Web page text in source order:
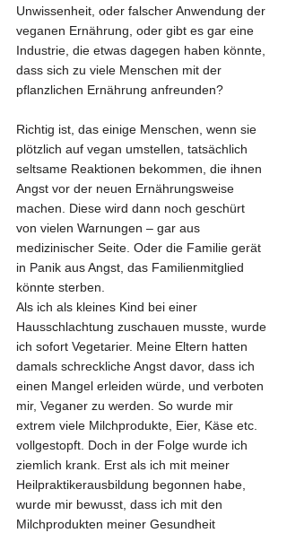
Unwissenheit, oder falscher Anwendung der
veganen Ernährung, oder gibt es gar eine
Industrie, die etwas dagegen haben könnte,
dass sich zu viele Menschen mit der
pflanzlichen Ernährung anfreunden?
Richtig ist, das einige Menschen, wenn sie
plötzlich auf vegan umstellen, tatsächlich
seltsame Reaktionen bekommen, die ihnen
Angst vor der neuen Ernährungsweise
machen. Diese wird dann noch geschürt
von vielen Warnungen – gar aus
medizinischer Seite. Oder die Familie gerät
in Panik aus Angst, das Familienmitglied
könnte sterben.
Als ich als kleines Kind bei einer
Hausschlachtung zuschauen musste, wurde
ich sofort Vegetarier. Meine Eltern hatten
damals schreckliche Angst davor, dass ich
einen Mangel erleiden würde, und verboten
mir, Veganer zu werden. So wurde mir
extrem viele Milchprodukte, Eier, Käse etc.
vollgestopft. Doch in der Folge wurde ich
ziemlich krank. Erst als ich mit meiner
Heilpraktikerausbildung begonnen habe,
wurde mir bewusst, dass ich mit den
Milchprodukten meiner Gesundheit